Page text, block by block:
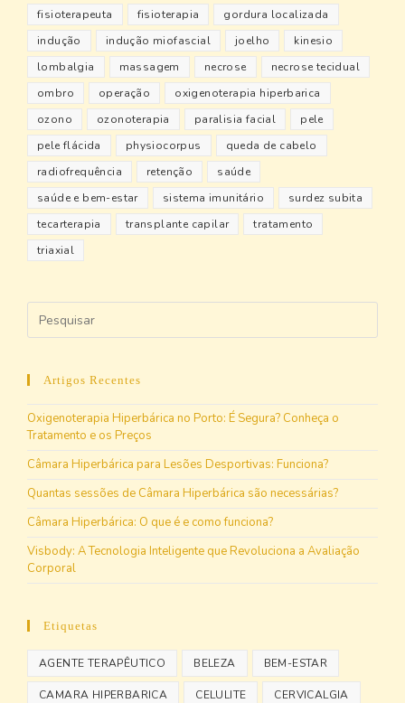
fisioterapeuta
fisioterapia
gordura localizada
indução
indução miofascial joelho
kinesio
lombalgia
massagem necrose
necrose tecidual
ombro
operação
oxigenoterapia hiperbarica
ozono
ozonoterapia paralisia facial
pele
pele flácida
physiocorpus
queda de cabelo
radiofrequência
retenção
saúde
saúde e bem-estar
sistema imunitário
surdez subita
tecarterapia
transplante capilar
tratamento
triaxial
Artigos Recentes
Oxigenoterapia Hiperbárica no Porto: É Segura? Conheça o
Tratamento e os Preços
Câmara Hiperbárica para Lesões Desportivas: Funciona?
Quantas sessões de Câmara Hiperbárica são necessárias?
Câmara Hiperbárica: O que é e como funciona?
Visbody: A Tecnologia Inteligente que Revoluciona a Avaliação
Corporal
Etiquetas
AGENTE TERAPÊUTICO BELEZA BEM-ESTAR
CAMARA HIPERBARICA CELULITE CERVICALGIA